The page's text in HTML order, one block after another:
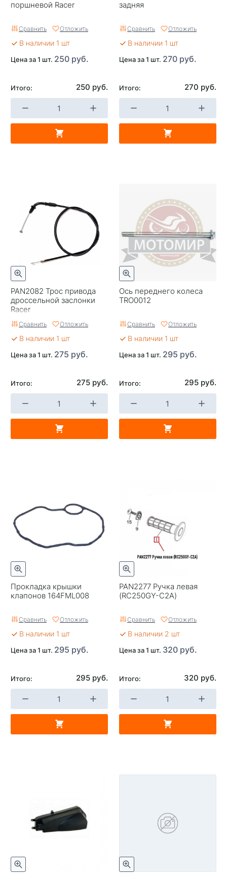
поршневой Racer
Сравнить Отложить
В наличии 1 шт
Цена за 1 шт. 250 руб.
Итого: 250 руб.
задняя
Сравнить Отложить
В наличии 1 шт
Цена за 1 шт. 270 руб.
Итого: 270 руб.
PAN2082 Трос привода
дроссельной заслонки
Racer
Сравнить Отложить
В наличии 1 шт
Цена за 1 шт. 275 руб.
Итого: 275 руб.
Ось переднего колеса
TRO0012
Сравнить Отложить
В наличии 1 шт
Цена за 1 шт. 295 руб.
Итого: 295 руб.
Прокладка крышки
клапонов 164FML008
Сравнить Отложить
В наличии 1 шт
Цена за 1 шт. 295 руб.
Итого: 295 руб.
PAN2277 Ручка левая
(RC250GY-C2A)
Сравнить Отложить
В наличии 2 шт
Цена за 1 шт. 320 руб.
Итого: 320 руб.